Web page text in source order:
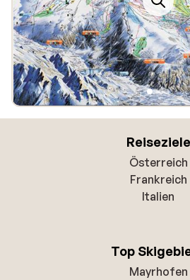
Reiseziele
Österreich
Frankreich
Italien
Top
Mayrhofen